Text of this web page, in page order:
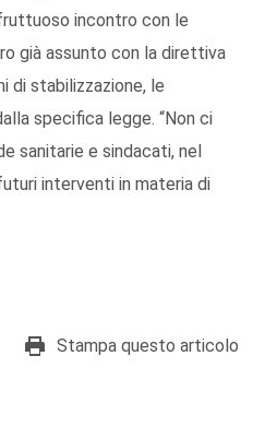
incontro con le
già assunto con la direttiva
di stabilizzazione, le
specifica legge. “Non ci
sanitarie e sindacati, nel
interventi in materia di
Stampa questo articolo